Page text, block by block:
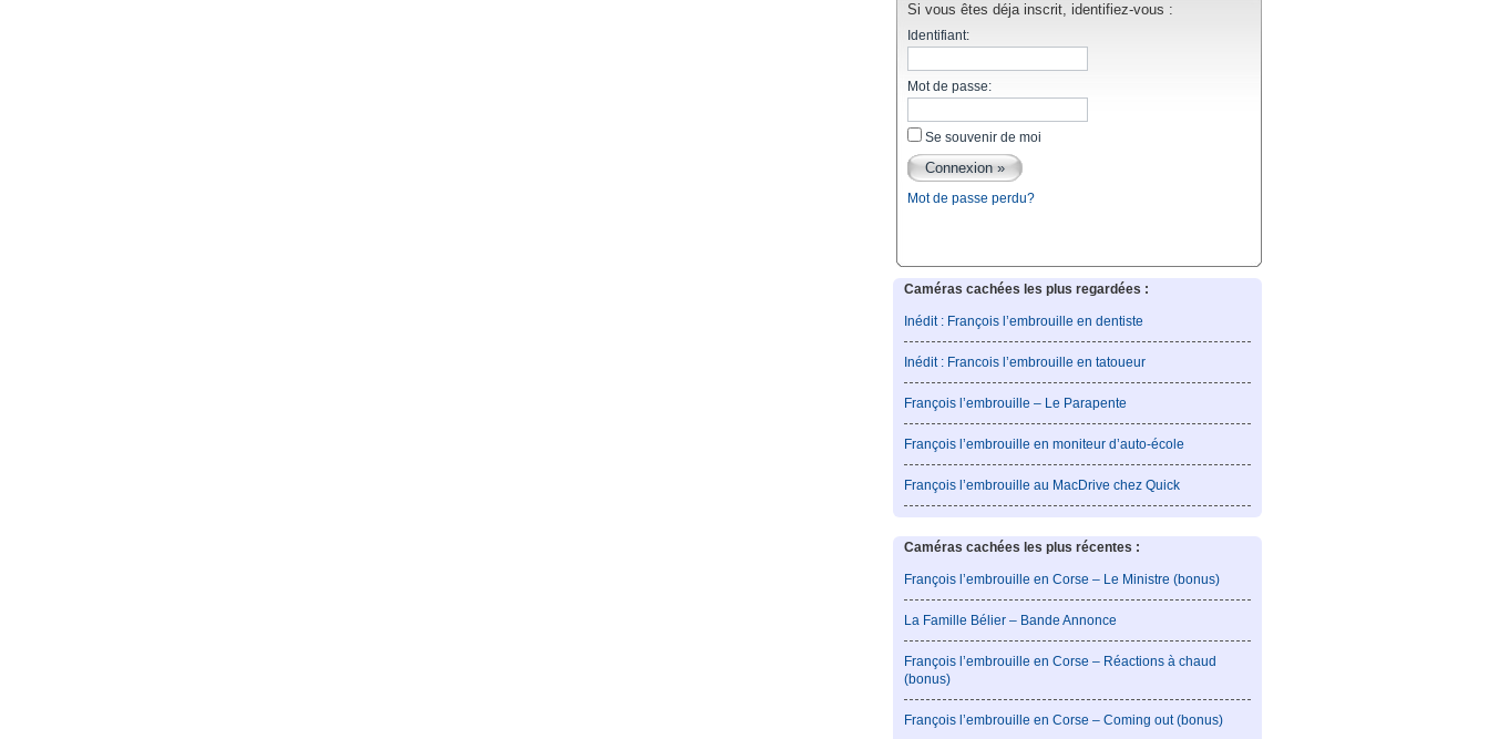
Si vous êtes déja inscrit, identifiez-vous :
Identifiant:
Mot de passe:
Se souvenir de moi
Mot de passe perdu?
Caméras cachées les plus regardées :
Inédit : François l’embrouille en dentiste
Inédit : Francois l’embrouille en tatoueur
François l’embrouille – Le Parapente
François l’embrouille en moniteur d’auto-école
François l’embrouille au MacDrive chez Quick
Caméras cachées les plus récentes :
François l’embrouille en Corse – Le Ministre (bonus)
La Famille Bélier – Bande Annonce
François l’embrouille en Corse – Réactions à chaud
(bonus)
François l’embrouille en Corse – Coming out (bonus)